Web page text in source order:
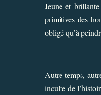
Jeune et
primitives des
obligé qu’à
Autre temps,
inculte de